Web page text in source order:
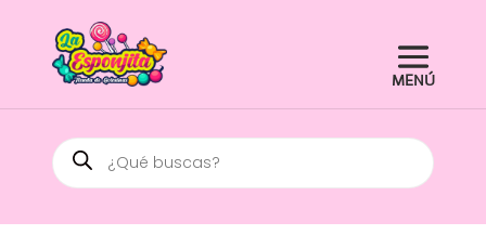
Búsqueda
de
productos